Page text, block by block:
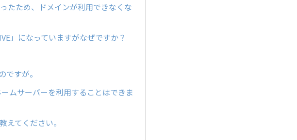
たため、ドメインが利用できなくな
」になっていますがなぜですか？
すが。
ムサーバーを利用することはできま
えてください。